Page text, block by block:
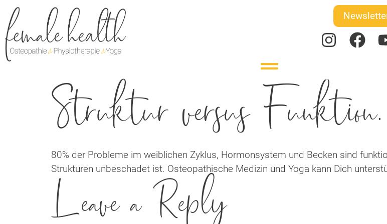
Struktur versus Funktion.
80% der Probleme im weiblichen Zyklus, Hormonsystem und Becken sind
Strukturen unbeschadet ist. Osteopathische Medizin und Yoga kann Dich
Leave a Reply